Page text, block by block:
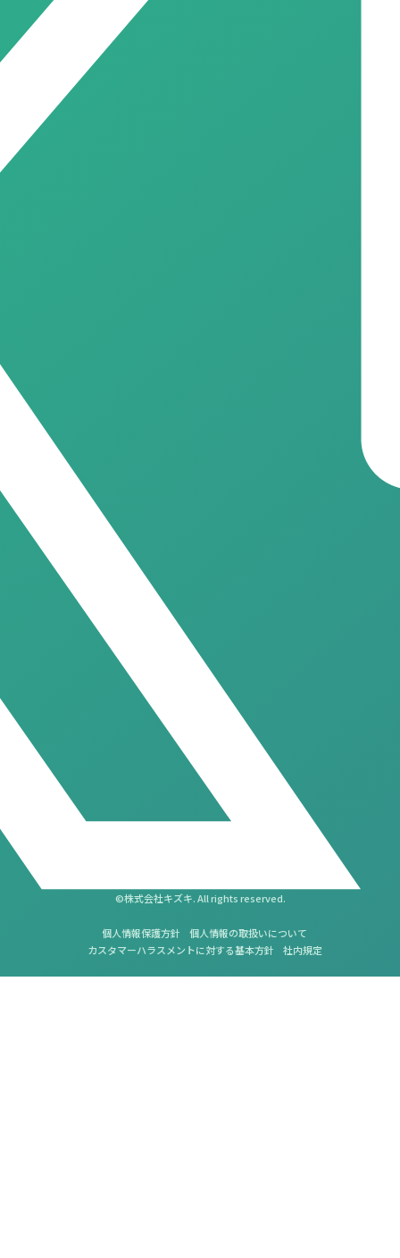
©株式会社キズキ. All rights reserved.
個人情報保護方針
個人情報の取扱いについて
カスタマーハラスメントに対する基本方針
社内規定